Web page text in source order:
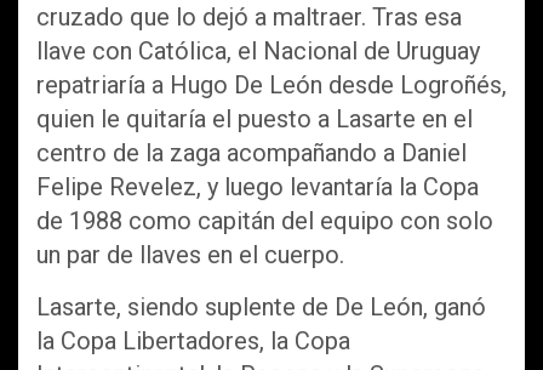
cruzado que lo dejó a maltraer. Tras esa
llave con Católica, el Nacional de Uruguay
repatriaría a Hugo De León desde Logroñés,
quien le quitaría el puesto a Lasarte en el
centro de la zaga acompañando a Daniel
Felipe Revelez, y luego levantaría la Copa
de 1988 como capitán del equipo con solo
un par de llaves en el cuerpo.
Lasarte, siendo suplente de De León, ganó
la Copa Libertadores, la Copa